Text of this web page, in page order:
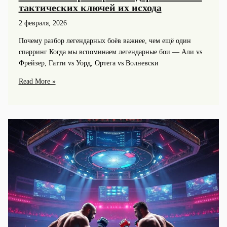
тактических ключей их исхода
2 февраля, 2026
Почему разбор легендарных боёв важнее, чем ещё один
спарринг Когда мы вспоминаем легендарные бои — Али vs
Фрейзер, Гатти vs Уорд, Ортега vs Волневски
Пошаговый
тактических
ключей
Read More »